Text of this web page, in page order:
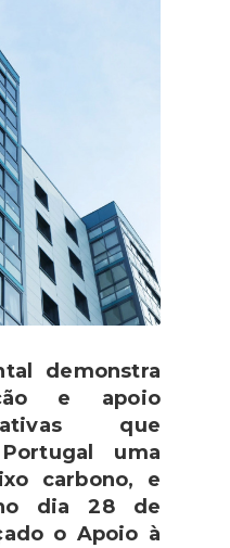
demonstra
e apoio
que
uma
carbono, e
dia 28 de
o Apoio à